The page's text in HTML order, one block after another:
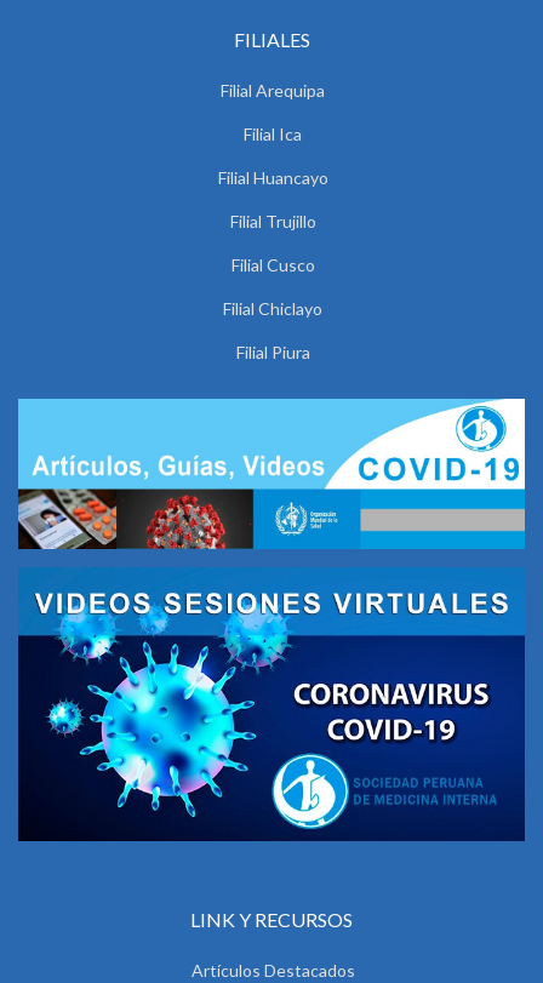
FILIALES
Filial Arequipa
Filial Ica
Filial Huancayo
Filial Trujillo
Filial Cusco
Filial Chiclayo
Filial Piura
LINK Y RECURSOS
Artículos Destacados